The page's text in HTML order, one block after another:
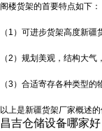
阁楼货架的首要特点如下：
（1）可进步货架高度新疆
（2）规划美观，结构大
（3）合适寄存各种类型的
以上是新疆货架厂家概述
昌吉仓储设备哪家